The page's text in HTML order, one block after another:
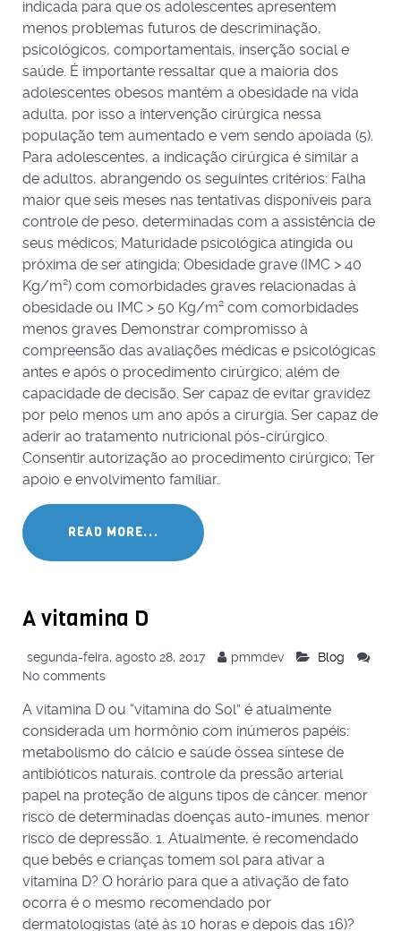
READ MORE...
A vitamina D
segunda-feira, agosto 28, 2017 pmmdev
Blog
No comments
A vitamina D ou “vitamina do Sol” é atualmente
considerada um hormônio com inúmeros papéis:
metabolismo do cálcio e saúde óssea síntese de
antibióticos naturais. controle da pressão arterial
papel na proteção de alguns tipos de câncer. menor
risco de determinadas doenças auto-imunes. menor
risco de depressão. 1. Atualmente, é recomendado
que bebês e crianças tomem sol para ativar a
vitamina D? O horário para que a ativação de fato
ocorra é o mesmo recomendado por
dermatologistas (até às 10 horas e depois das 16)?